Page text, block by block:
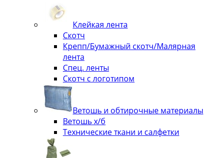
Клейкая лента
Скотч
Крепп/Бумажный скотч/Малярная
лента
Спец. ленты
Скотч с логотипом
Ветошь и обтирочные материалы
Ветошь х/б
Технические ткани и салфетки